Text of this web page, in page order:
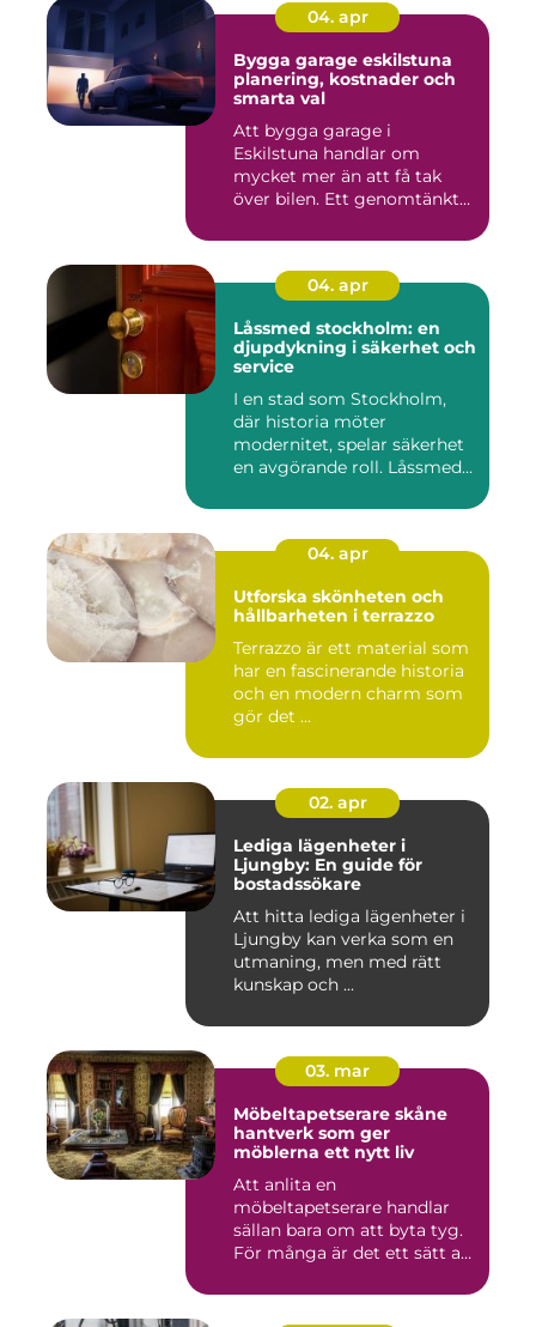
04. apr
Bygga garage eskilstuna
planering, kostnader och
smarta val
Att bygga garage i
Eskilstuna handlar om
mycket mer än att få tak
över bilen. Ett genomtänkt
04. apr
Låssmed stockholm: en
djupdykning i säkerhet och
service
I en stad som Stockholm,
där historia möter
modernitet, spelar säkerhet
en avgörande roll. Låssmed
04. apr
Utforska skönheten och
hållbarheten i terrazzo
Terrazzo är ett material som
har en fascinerande historia
och en modern charm som
gör det ...
02. apr
Lediga lägenheter i
Ljungby: En guide för
bostadssökare
Att hitta lediga lägenheter i
Ljungby kan verka som en
utmaning, men med rätt
kunskap och ...
03. mar
Möbeltapetserare skåne
hantverk som ger
möblerna ett nytt liv
Att anlita en
möbeltapetserare handlar
sällan bara om att byta tyg.
För många är det ett sätt att